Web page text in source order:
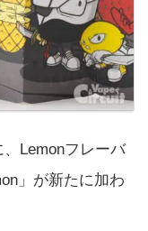
Lemonフレーバ
」が新たに加わ